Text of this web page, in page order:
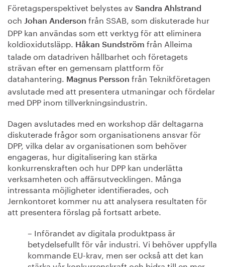
Företagsperspektivet belystes av Sandra Ahlstrand
och Johan Anderson från SSAB, som diskuterade hur
DPP kan användas som ett verktyg för att eliminera
koldioxidutsläpp. Håkan Sundström från Alleima
talade om datadriven hållbarhet och företagets
strävan efter en gemensam plattform för
datahantering. Magnus Persson från Teknikföretagen
avslutade med att presentera utmaningar och fördelar
med DPP inom tillverkningsindustrin.
Dagen avslutades med en workshop där deltagarna
diskuterade frågor som organisationens ansvar för
DPP, vilka delar av organisationen som behöver
engageras, hur digitalisering kan stärka
konkurrenskraften och hur DPP kan underlätta
verksamheten och affärsutvecklingen. Många
intressanta möjligheter identifierades, och
Jernkontoret kommer nu att analysera resultaten för
att presentera förslag på fortsatt arbete.
– Införandet av digitala produktpass är
betydelsefullt för vår industri. Vi behöver uppfylla
kommande EU-krav, men ser också att det kan